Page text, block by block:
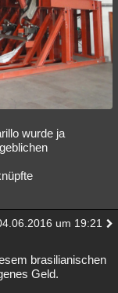
Geschlossen
wurde ja
um 19:21
brasilianischen
Geld.